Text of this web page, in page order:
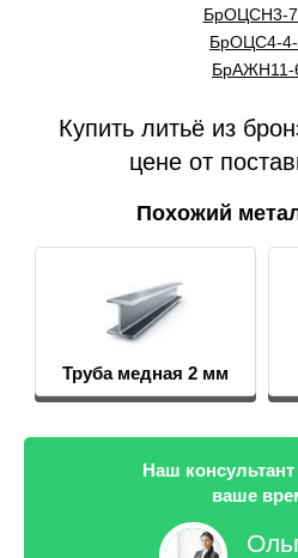
БрОЦСН3-
БрОЦС4-
БрАЖН11-
Купить литьё из
цене от
Похожий
Труба медная 2 мм
Наш
ваше